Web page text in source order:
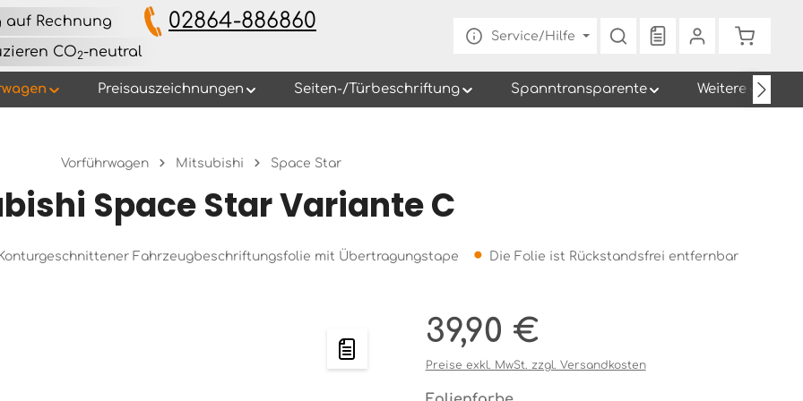
auf Rechnung 02864-886860
CO2-neutral
Service/Hilfe
Du hast 0 Produkte
Preisauszeichnungen Seiten-/Türbeschriftung Spanntransparente Weitere
Vorführwagen Mitsubishi Space Star
Space Star Variante C
Fahrzeugbeschriftungsfolie mit Übertragungstape Die Folie ist Rückstandsfrei entfernbar
Regulärer Preis:
39,90 €
Preise exkl. MwSt. zzgl. Versandkosten